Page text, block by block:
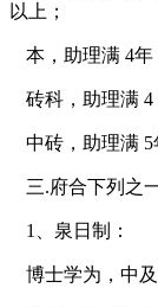
以上；
本 ，助理满 4年
砖科，助理满 4
中砖 ，助理满 5
三.府合下列之
1 泉 日制：
博士学为 ，中 及